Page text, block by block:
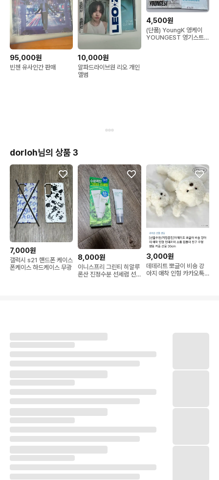
95,000원
빈첸 유사인간 판매
10,000원
알파드라이브원 리오 개인
앨범
4,500원
(단품) YoungK 영케이
YOUNGEST 영기스트
dorloh님의 상품 3
7,000원
갤럭시 s21 핸드폰 케이스
폰케이스 하드케이스 무광
8,000원
이니스프리 그린티 히알루
론산 진정수분 선세럼 선
3,000원
데데리트 뽀글이 비숑 강
아지 애착 인형 카카오톡